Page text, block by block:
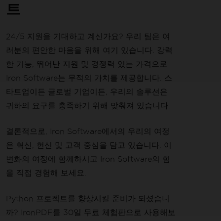
트
24/5 지원을 기대하고 계신가요? 우리 팀은 여
러분의 편안한 마음을 위해 여기 있습니다. 강력
한 기능, 뛰어난 지원 및 경쟁력 있는 가격으로
Iron Software는 무적의 가치를 제공합니다. 스
타트업이든 글로벌 기업이든, 우리의 솔루션은
귀하의 요구를 충족하기 위해 맞춰져 있습니다.
결론적으로, Iron Software에서의 우리의 여정
은 혁신, 헌신 및 고객 중심을 담고 있습니다. 이
변화의 여정에 함께하시고 Iron Software의 힘
을 직접 경험해 보세요.
Python 프로젝트를 향상시킬 준비가 되셨습니
까? IronPDF를 30일 무료 체험판으로 사용해보